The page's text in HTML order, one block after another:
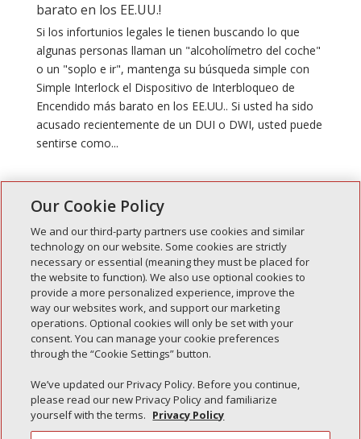
barato en los EE.UU.!
Si los infortunios legales le tienen buscando lo que
algunas personas llaman un "alcoholímetro del coche"
o un "soplo e ir", mantenga su búsqueda simple con
Simple Interlock el Dispositivo de Interbloqueo de
Encendido más barato en los EE.UU.. Si usted ha sido
acusado recientemente de un DUI o DWI, usted puede
sentirse como...
Entradas recientes
Simple Interlock de Walla Walla
Enclavamiento simple de Morton
Simple Interlock de Carol Stream
Simple Interlock de Waukegan
Simple Interlock de Texarkana
Our Cookie Policy
We and our third-party partners use cookies and similar
technology on our website. Some cookies are strictly
necessary or essential (meaning they must be placed for
the website to function). We also use optional cookies to
provide a more personalized experience, improve the
way our websites work, and support our marketing
operations. Optional cookies will only be set with your
consent. You can manage your cookie preferences
through the “Cookie Settings” button.
We’ve updated our Privacy Policy. Before you continue,
please read our new Privacy Policy and familiarize
yourself with the terms. Privacy Policy